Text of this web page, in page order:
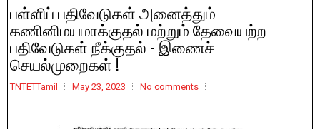
பள்ளிப் பதிவேடுகள் அனைத்தும்
கணினிமயமாக்குதல் மற்றும் தேவையற்ற
பதிவேடுகள் நீக்குதல் - இணைச்
செயல்முறைகள் !
TNTETTamil May 23, 2023 No comments